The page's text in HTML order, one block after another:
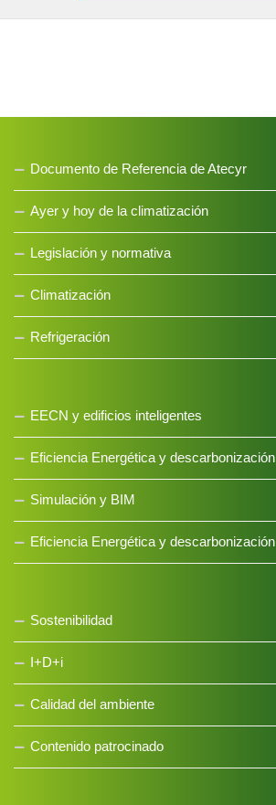
Documento de Referencia de Atecyr
Ayer y hoy de la climatización
Legislación y normativa
Climatización
Refrigeración
EECN y edificios inteligentes
Eficiencia Energética y descarbonización
Simulación y BIM
Eficiencia Energética y descarbonización
Sostenibilidad
I+D+i
Calidad del ambiente
Contenido patrocinado